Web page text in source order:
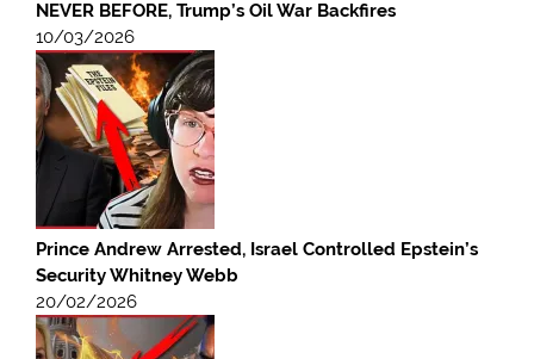
NEVER BEFORE, Trump’s Oil War Backfires
10/03/2026
Prince Andrew Arrested, Israel Controlled Epstein’s
Security Whitney Webb
20/02/2026